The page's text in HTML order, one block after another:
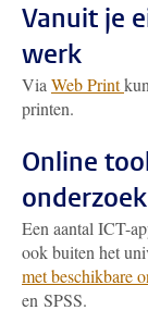
Vanuit je
werk
Via Web Print
printen.
Online
onderzoek
Een aantal ICT-
ook buiten het
met beschikbare
en SPSS.